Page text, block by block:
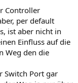
Controller
per default
ist aber nicht in
Einfluss auf die
Weg den die
Switch Port gar